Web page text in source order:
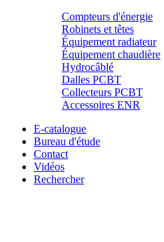
Compteurs d'énergie
Robinets et têtes
Équipement radiateur
Équipement chaudière
Hydrocâblé
Dalles PCBT
Collecteurs PCBT
Accessoires ENR
E-catalogue
Bureau d'étude
Contact
Vidéos
Rechercher